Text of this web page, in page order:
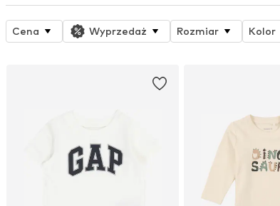
Cena Wyprzedaż Rozmiar Kolor